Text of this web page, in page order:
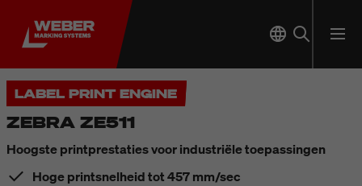
LABEL PRINT ENGINE
ZEBRA ZE511
Hoogste printprestaties voor industriële toepassingen
Hoge printsnelheid tot 457 mm/sec